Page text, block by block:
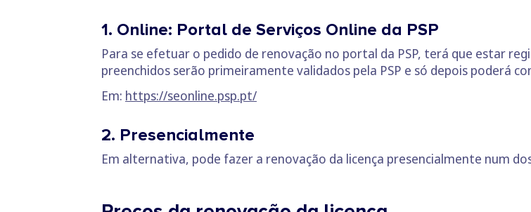
1. Online: Portal de Serviços Online da PSP
Para se efetuar o pedido de renovação no portal da PSP, terá que estar
preenchidos serão primeiramente validados pela PSP e só depois poderá
Em: https://seonline.psp.pt/
2. Presencialmente
Em alternativa, pode fazer a renovação da licença presencialmente num